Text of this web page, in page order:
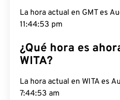
La hora actual en GMT es
11:44:54 pm
¿Qué hora es
WITA?
La hora actual en WITA es
7:44:54 am